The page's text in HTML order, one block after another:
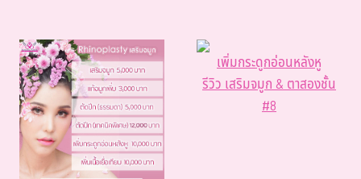
เพิ่มกระดูกอ่อนหลังหู
รีวิว เสริมจมูก & ตาสองชั้น
#8